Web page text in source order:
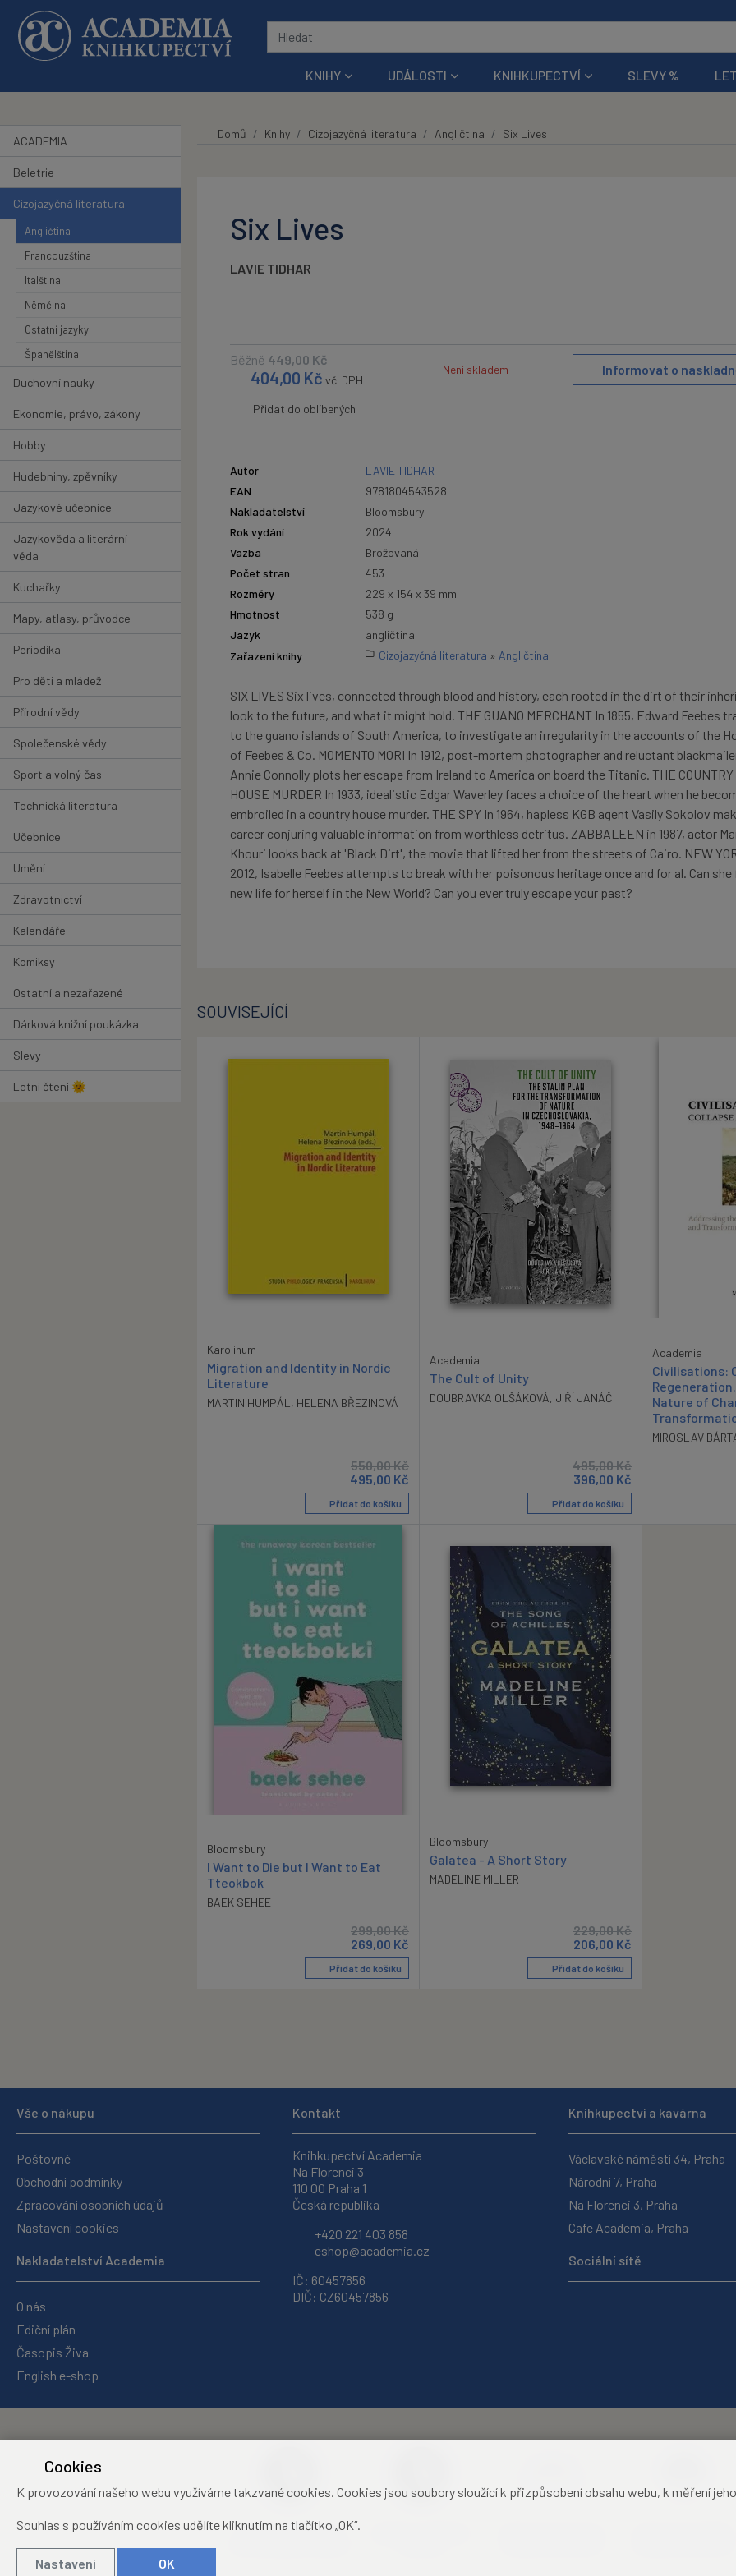
Přeskočit na hlavní obsah
KNIHY UDÁLOSTI KNIHKUPECTVÍ SLEVY %
ACADEMIA
Beletrie
Cizojazyčná literatura
Angličtina
Francouzština
Italština
Němčina
Ostatní jazyky
Španělština
Duchovní nauky
Ekonomie, právo, zákony
Hobby
Hudebniny, zpěvníky
Jazykové učebnice
Jazykověda a literární
věda
Kuchařky
Mapy, atlasy, průvodce
Periodika
Pro děti a mládež
Přírodní vědy
Společenské vědy
Sport a volný čas
Technická literatura
Učebnice
Umění
Zdravotnictví
Kalendáře
Komiksy
Ostatní a nezařazené
Dárková knižní poukázka
Slevy
Letní čtení 🌞
Domů Knihy Cizojazyčná literatura Angličtina Six Lives
Six Lives
LAVIE TIDHAR
Běžně 449,00Kč
404,00 Kč vč. DPH
Není skladem Informovat o
Přidat do oblíbených
Autor
LAVIE TIDHAR
EAN
9781804543528
Nakladatelství
Bloomsbury
Rok vydání
2024
Vazba
Brožovaná
Počet stran
453
Rozměry
229 x 154 x 39 mm
Hmotnost
538 g
Jazyk
angličtina
Zařazení knihy
Cizojazyčná literatura » Angličtina
SIX LIVES Six lives, connected through blood and history, each rooted in the dirt of their
look to the future, and what it might hold. THE GUANO MERCHANT In 1855, Edward Feebes
to the guano islands of South America, to investigate an irregularity in the accounts of the
of Feebes & Co. MOMENTO MORI In 1912, post-mortem photographer and reluctant
Annie Connolly plots her escape from Ireland to America on board the Titanic. THE COUNTRY
HOUSE MURDER In 1933, idealistic Edgar Waverley faces a choice of the heart when he
embroiled in a country house murder. THE SPY In 1964, hapless KGB agent Vasily Sokolov
career conjuring valuable information from worthless detritus. ZABBALEEN in 1987, actor
Khouri looks back at 'Black Dirt', the movie that lifted her from the streets of Cairo. NEW
2012, Isabelle Feebes attempts to break with her poisonous heritage once and for al. Can she
new life for herself in the New World? Can you ever truly escape your past?
SOUVISEJÍCÍ
Karolinum
Migration and Identity in Nordic
Literature
MARTIN HUMPÁL , HELENA BŘEZINOVÁ
550,00Kč
495,00 Kč
Přidat do košíku
Academia
The Cult of Unity
DOUBRAVKA OLŠÁKOVÁ, JIŘÍ JANÁČ
495,00Kč
396,00 Kč
Přidat do košíku
Academia
Civilisations:
Nature of
MIROSLAV
Bloomsbury
I Want to Die but I Want to Eat
Tteokbok
BAEK SEHEE
299,00Kč
269,00 Kč
Přidat do košíku
Bloomsbury
Galatea - A Short Story
MADELINE MILLER
229,00Kč
206,00 Kč
Přidat do košíku
Vše o nákupu
Poštovné
Obchodní podmínky
Zpracování osobních údajů
Nastavení cookies
Nakladatelství Academia
O nás
Ediční plán
Časopis Živa
English e-shop
Kontakt
Knihkupectví Academia
Na Florenci 3
110 00 Praha 1
Česká republika
+420 221 403 858
eshop@academia.cz
IČ: 60457856
DIČ: CZ60457856
Knihkupectví a kavárna
Václavské náměstí 34, Praha
Národní 7, Praha
Na Florenci 3, Praha
Cafe Academia, Praha
Sociální sítě
Středisko společných
Cookies
K provozování našeho webu využíváme takzvané cookies. Cookies jsou soubory sloužící k přizpůsobení obsahu webu, k měření
Souhlas s používáním cookies udělíte kliknutím na tlačítko „OK“.
Nastavení OK